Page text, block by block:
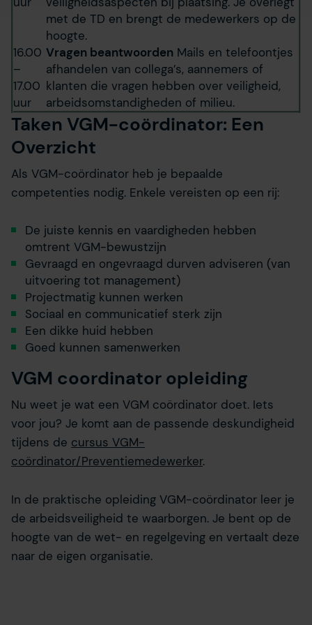
Ook willen we cookies plaatsen en data verzamelen om
de communicatie naar jou makkelijker en persoonlijker te
maken. Met deze cookies en data kunnen wij en derde
partijen jouw internetgedrag binnen en buiten onze
website volgen en verzamelen. Hiermee passen wij en
derden onze website, advertenties en communicatie aan
jouw interesses aan. Door op ‘accepteren’ te klikken ga je
hiermee akkoord. Je kunt je voorkeuren altijd weer
aanpassen. Lees er meer over
met de TD en brengt de medewerkers op de
hoogte.
16.00
–
17.00
uur
Vragen beantwoorden Mails en telefoontjes
afhandelen van collega’s, aannemers of
klanten die vragen hebben over veiligheid,
arbeidsomstandigheden of milieu.
Taken VGM-coördinator: Een
Overzicht
Als VGM-coördinator heb je bepaalde
competenties nodig. Enkele vereisten op een rij:
De juiste kennis en vaardigheden hebben
omtrent VGM-bewustzijn
Gevraagd en ongevraagd durven adviseren (van
uitvoering tot management)
Projectmatig kunnen werken
Sociaal en communicatief sterk zijn
Een dikke huid hebben
Goed kunnen samenwerken
VGM coordinator opleiding
Nu weet je wat een VGM coördinator doet. Iets
voor jou? Je komt aan de passende deskundigheid
tijdens de cursus VGM-
coördinator/Preventiemedewerker.
In de praktische opleiding VGM-coördinator leer je
de arbeidsveiligheid te waarborgen. Je bent op de
hoogte van de wet- en regelgeving en vertaalt deze
naar de eigen organisatie.